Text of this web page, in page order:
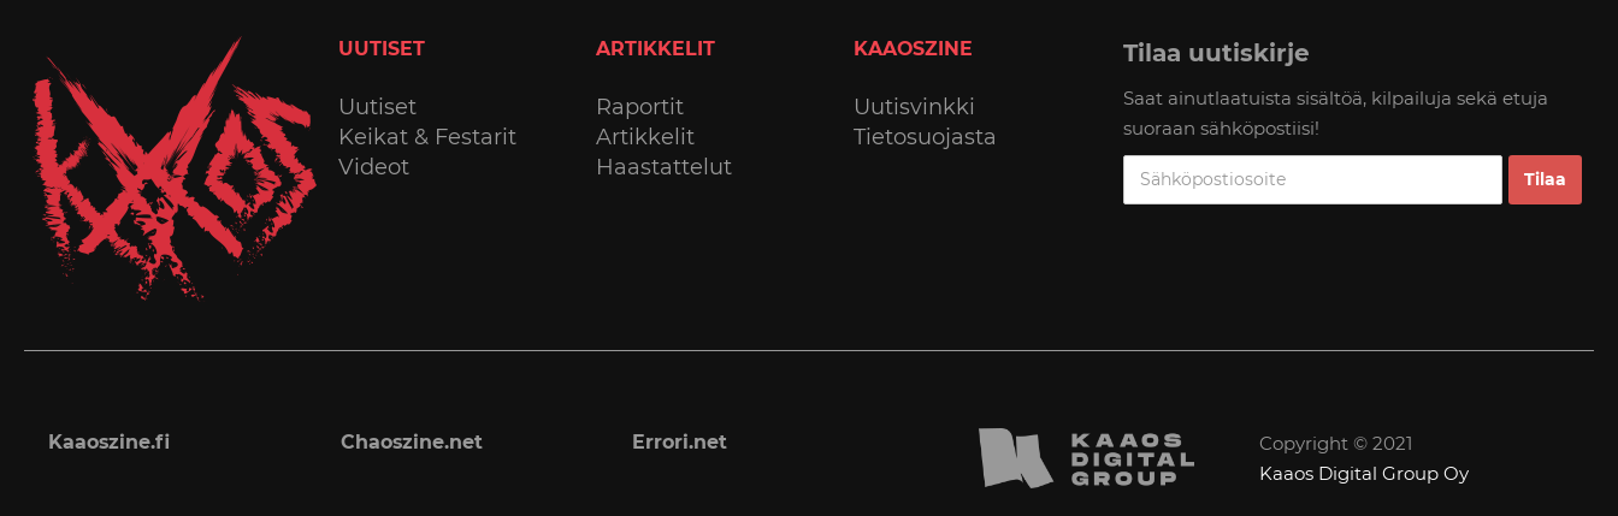
UUTISET
Uutiset
Keikat & Festarit
Videot
ARTIKKELIT
Raportit
Artikkelit
Haastattelut
KAAOSZINE
Uutisvinkki
Tietosuojasta
Tilaa uutiskirje
Saat ainutlaatuista sisältöä, kilpailuja sekä etuja
suoraan sähköpostiisi!
Kaaoszine.fi Chaoszine.net Errori.net
Copyright © 2021
Kaaos Digital Group Oy